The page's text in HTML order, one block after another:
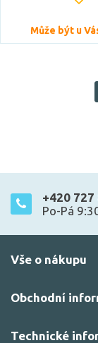
Může být u
+420 727
Po-Pá
Vše o nákupu
Obchodní
Technické